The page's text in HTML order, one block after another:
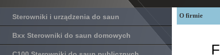
Sterowniki i urządzenia do saun
Bxx Sterowniki do saun domowych
O firmie